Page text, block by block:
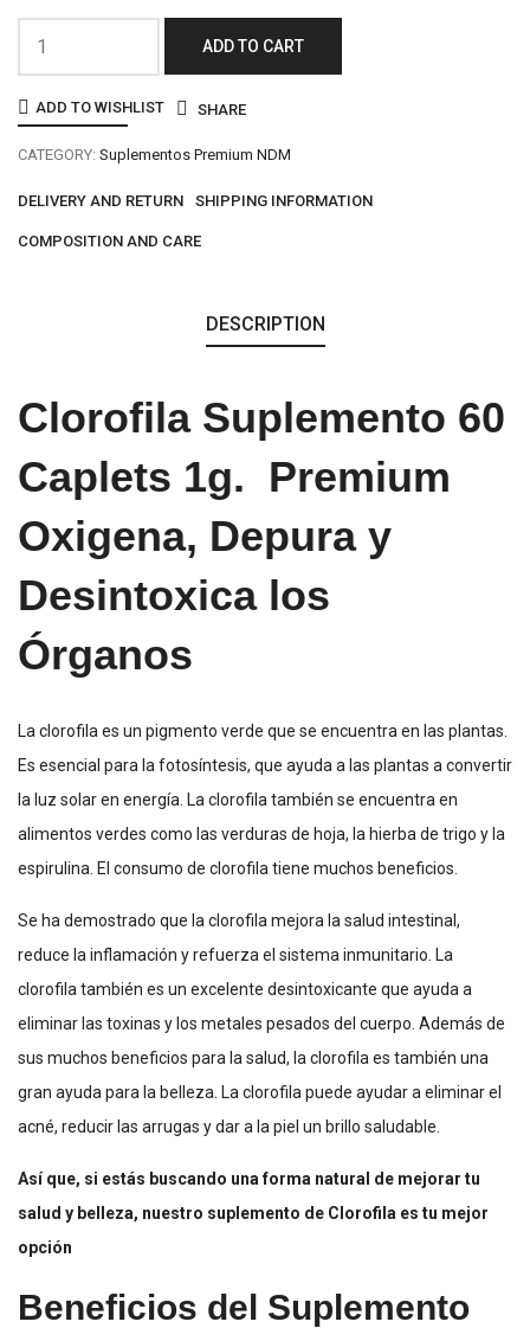
ADD TO CART
ADD TO WISHLIST SHARE
CATEGORY: Suplementos Premium NDM
DELIVERY AND RETURN SHIPPING INFORMATION
COMPOSITION AND CARE
DESCRIPTION
Clorofila Suplemento 60
Caplets 1g. Premium
Oxigena, Depura y
Desintoxica los
Órganos
La clorofila es un pigmento verde que se encuentra en las plantas.
Es esencial para la fotosíntesis, que ayuda a las plantas a convertir
la luz solar en energía. La clorofila también se encuentra en
alimentos verdes como las verduras de hoja, la hierba de trigo y la
espirulina. El consumo de clorofila tiene muchos beneficios.
Se ha demostrado que la clorofila mejora la salud intestinal,
reduce la inflamación y refuerza el sistema inmunitario. La
clorofila también es un excelente desintoxicante que ayuda a
eliminar las toxinas y los metales pesados del cuerpo. Además de
sus muchos beneficios para la salud, la clorofila es también una
gran ayuda para la belleza. La clorofila puede ayudar a eliminar el
acné, reducir las arrugas y dar a la piel un brillo saludable.
Así que, si estás buscando una forma natural de mejorar tu
salud y belleza, nuestro suplemento de Clorofila es tu mejor
opción
Beneficios del Suplemento